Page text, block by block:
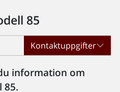
85
Kontaktuppgifter
information om
85.